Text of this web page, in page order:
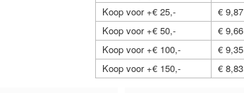
Koop voor +€ 25,-
€ 9,87
Koop voor +€ 50,-
€ 9,66
Koop voor +€ 100,-
€ 9,35
Koop voor +€ 150,-
€ 8,83